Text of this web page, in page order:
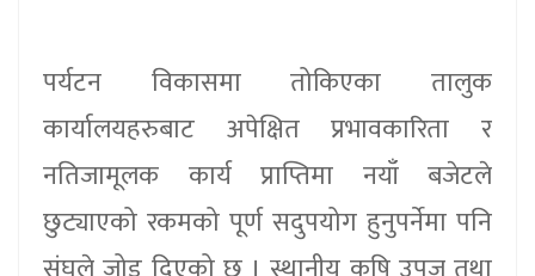
पर्यटन विकासमा तोकिएका तालुक
कार्यालयहरुबाट अपेक्षित प्रभावकारिता र
नतिजामूलक कार्य प्राप्तिमा नयाँ बजेटले
छुट्याएको रकमको पूर्ण सदुपयोग हुनुपर्नेमा पनि